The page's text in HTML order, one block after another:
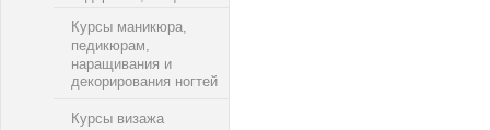
Курсы маникюра,
педикюрам,
наращивания и
декорирования ногтей
Курсы визажа